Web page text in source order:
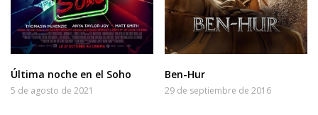
Última noche en el Soho
5 de agosto de 2021
Ben-Hur
29 de septiembre de 2016